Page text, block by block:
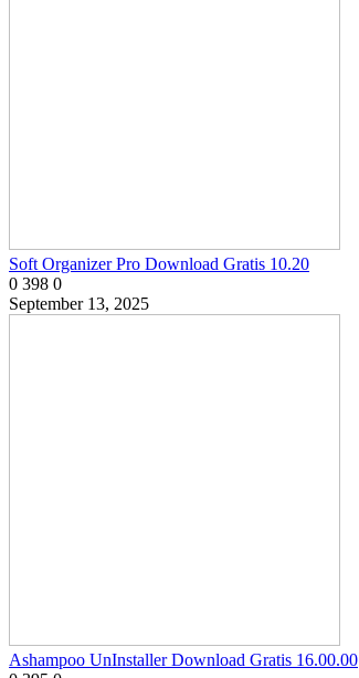
Soft Organizer Pro Download Gratis 10.20
0 398 0
September 13, 2025
Ashampoo UnInstaller Download Gratis 16.00.00